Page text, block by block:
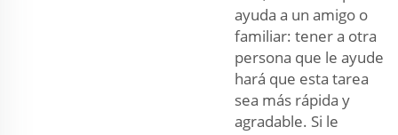
ayuda a un amigo o
familiar: tener a otra
persona que le ayude
hará que esta tarea
sea más rápida y
agradable. Si le